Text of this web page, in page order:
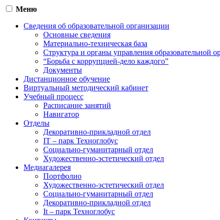
Меню
Сведения об образовательной организации
Основные сведения
Материально-техническая база
Структура и органы управления образовательной
“Борьба с коррупцией-дело каждого”
Документы
Дистанционное обучение
Виртуальный методический кабинет
Учебный процесс
Расписание занятий
Навигатор
Отделы
Декоративно-прикладной отдел
IT – парк Техноглобус
Социально-гуманитарный отдел
Художественно-эстетический отдел
Медиагалерея
Портфолио
Художественно-эстетический отдел
Социально-гуманитарный отдел
Декоративно-прикладной отдел
It – парк Техноглобус